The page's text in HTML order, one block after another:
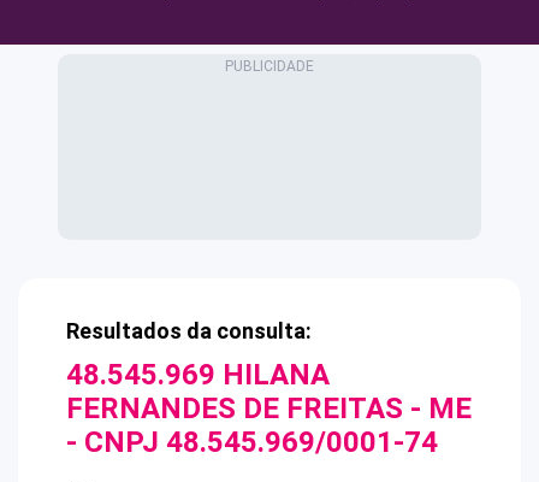
Resultados da consulta:
48.545.969 HILANA
FERNANDES DE FREITAS - ME
- CNPJ 48.545.969/0001-74